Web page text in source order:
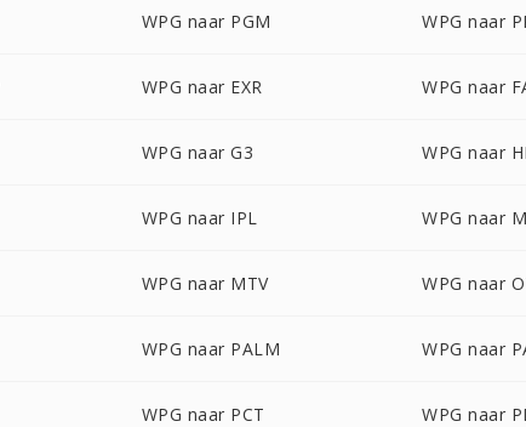
WPG naar PGM WPG naar
WPG naar EXR WPG naar
WPG naar G3 WPG naar
WPG naar IPL WPG naar
WPG naar MTV WPG naar
WPG naar PALM WPG naar
WPG naar PCT WPG naar